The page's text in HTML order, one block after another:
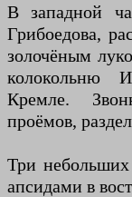
В западной
Грибоедова,
золочёным
колокольню
Кремле.
проёмов,
Три небольших
апсидами в